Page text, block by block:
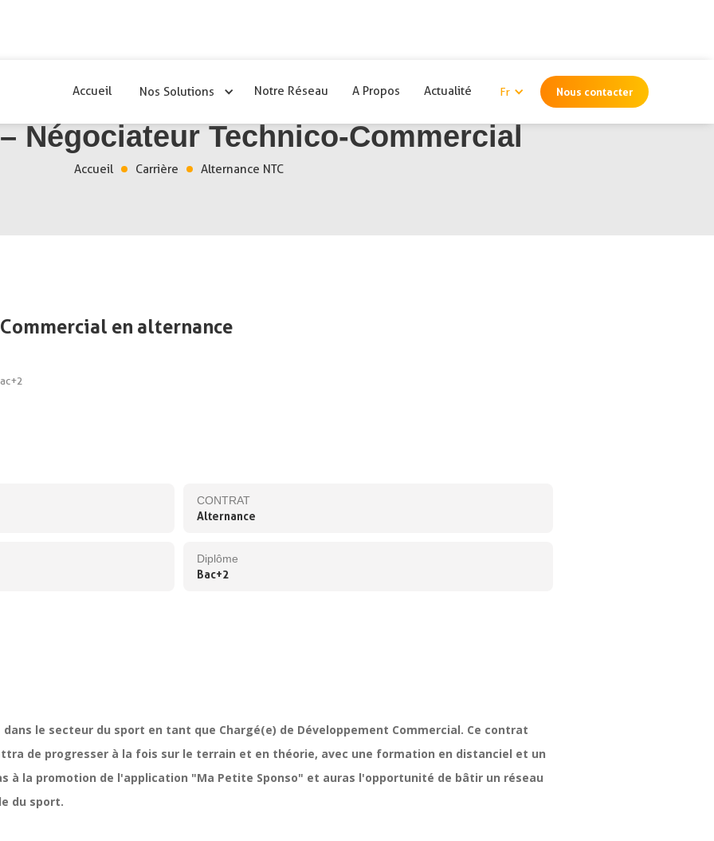
Accueil Nos Solutions Notre Réseau A Propos Actualité Fr Nous contacter
Négociateur Technico-Commercial
Accueil Carrière Alternance NTC
en alternance
CONTRAT
Alternance
Diplôme
Bac+2
le secteur du sport en tant que Chargé(e) de Développement Commercial. Ce contrat
de progresser à la fois sur le terrain et en théorie, avec une formation en distanciel et un
à la promotion de l'application "Ma Petite Sponso" et auras l'opportunité de bâtir un réseau
du sport.